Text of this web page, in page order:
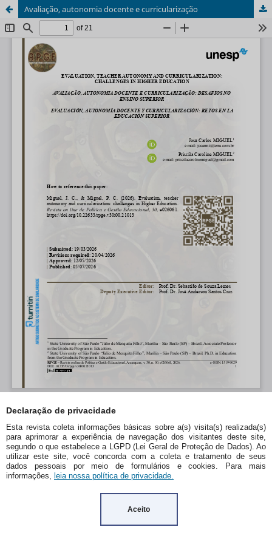
Declaração de privacidade
Esta revista coleta informações básicas sobre a(s) visita(s) realizada(s)
para aprimorar a experiência de navegação dos visitantes deste site,
segundo o que estabelece a LGPD (Lei Geral de Proteção de Dados). Ao
utilizar este site, você concorda com a coleta e tratamento de seus
dados pessoais por meio de formulários e cookies. Para mais
informações, leia nossa política de privacidade.
Aceito
Avaliação, autonomia docente e curricularização